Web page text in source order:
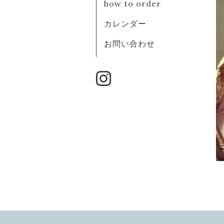
how to order
カレンダー
お問い合わせ